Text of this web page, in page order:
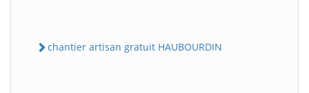
chantier artisan gratuit HAUBOURDIN